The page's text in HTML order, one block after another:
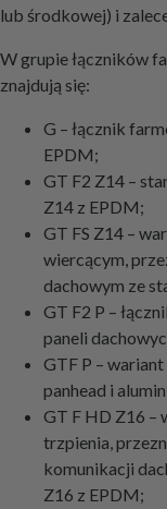
lub środkowej) i
W grupie łączników
znajdują się:
G – łącznik
EPDM;
GT F2 Z14 –
Z14 z EPDM;
GT FS Z14 –
wiercącym,
dachowym ze
GT F2 P –
paneli
GTF P –
panhead i
GT F HD Z16 –
trzpienia,
komunikacji
Z16 z EPDM;